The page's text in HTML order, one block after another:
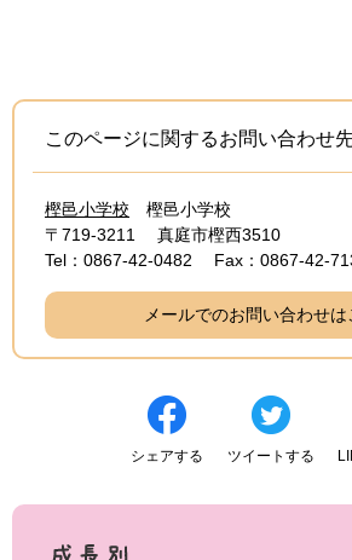
このページに関するお問い合わせ
樫邑小学校
樫邑小学校
〒719-3211
真庭市樫西3510
Tel：0867-42-0482
Fax：0867-42-
メールでのお問い合わせは
シェアする ツイートする